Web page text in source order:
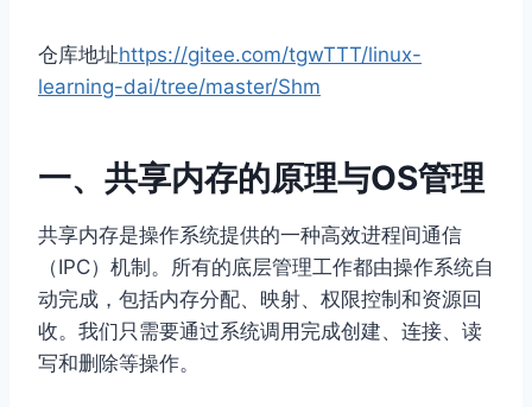
仓库地址https://gitee.com/tgwTTT/linux-
learning-dai/tree/master/Shm
一、共享内存的原理与OS管理
共享内存是操作系统提供的一种高效进程间通信
（IPC）机制。所有的底层管理工作都由操作系统自
动完成，包括内存分配、映射、权限控制和资源回
收。我们只需要通过系统调用完成创建、连接、读
写和删除等操作。